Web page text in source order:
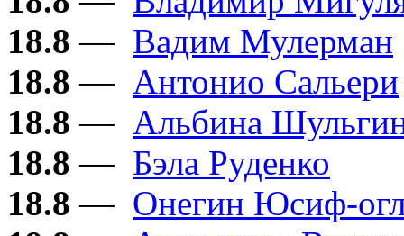
18.8 — Вадим Мулерман
18.8 — Антонио Сальери
18.8 — Альбина
18.8 — Бэла Руденко
18.8 — Онегин Юсиф-